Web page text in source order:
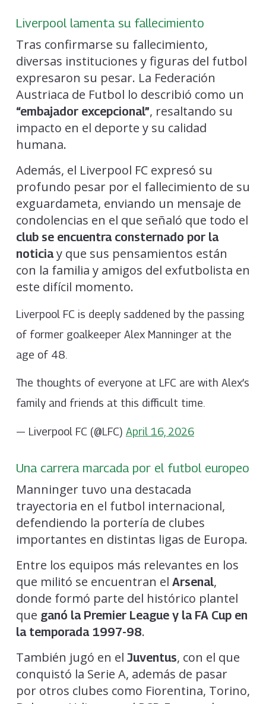
Liverpool lamenta su fallecimiento
Tras confirmarse su fallecimiento,
diversas instituciones y figuras del futbol
expresaron su pesar. La Federación
Austriaca de Futbol lo describió como un
“embajador excepcional”, resaltando su
impacto en el deporte y su calidad
humana.
Además, el Liverpool FC expresó su
profundo pesar por el fallecimiento de su
exguardameta, enviando un mensaje de
condolencias en el que señaló que todo el
club se encuentra consternado por la
noticiay que sus pensamientos están
con la familia y amigos del exfutbolista en
este difícil momento.
Liverpool FC is deeply saddened by the passing
of former goalkeeper Alex Manninger at the
age of 48.
The thoughts of everyone at LFC are with Alex’s
family and friends at this difficult time.
— Liverpool FC (@LFC) April 16, 2026
Una carrera marcada por el futbol europeo
Manninger tuvo una destacada
trayectoria en el futbol internacional,
defendiendo la portería de clubes
importantes en distintas ligas de Europa.
Entre los equipos más relevantes en los
que militó se encuentran el Arsenal,
donde formó parte del histórico plantel
que ganó la Premier League y la FA Cup en
la temporada 1997-98.
También jugó en el Juventus, con el que
conquistó la Serie A, además de pasar
por otros clubes como Fiorentina, Torino,